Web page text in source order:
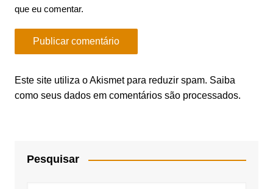
que eu comentar.
Este site utiliza o Akismet para reduzir spam. Saiba
como seus dados em comentários são processados.
Pesquisar